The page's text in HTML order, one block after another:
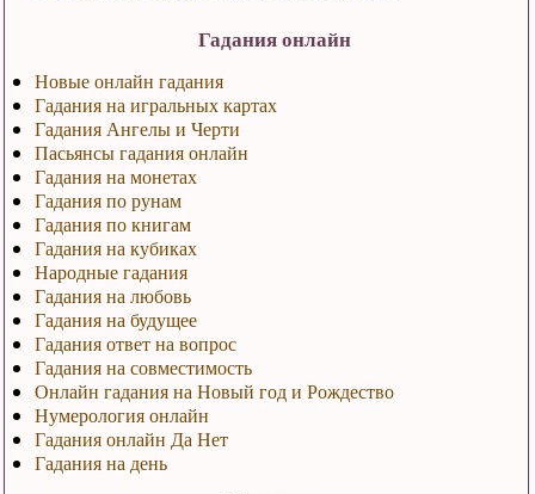
Гадания онлайн
Новые онлайн гадания
Гадания на игральных картах
Гадания Ангелы и Черти
Пасьянсы гадания онлайн
Гадания на монетах
Гадания по рунам
Гадания по книгам
Гадания на кубиках
Народные гадания
Гадания на любовь
Гадания на будущее
Гадания ответ на вопрос
Гадания на совместимость
Онлайн гадания на Новый год и Рождество
Нумерология онлайн
Гадания онлайн Да Нет
Гадания на день